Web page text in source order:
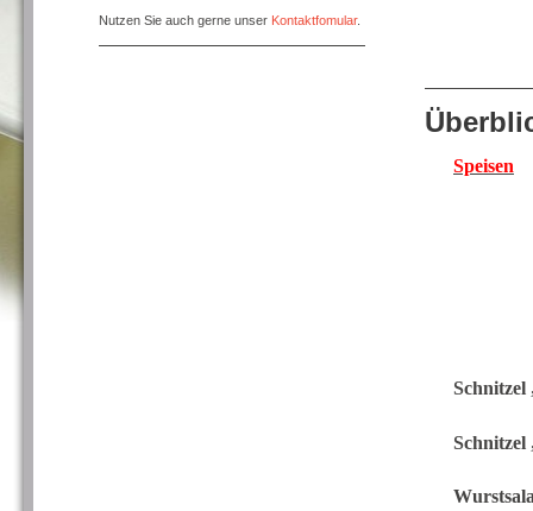
Speisen
Nutzen Sie auch gerne unser Kontaktfomular.